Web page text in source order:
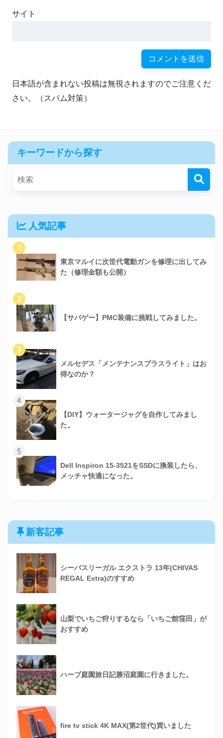
サイト
日本語が含まれない投稿は無視されますのでご注意くだ
さい。（スパム対策）
キーワードから探す
人気記事
1
東京マルイに次世代電動ガンを修理に出してみ
た（修理金額も公開）
2
【サバゲー】PMC装備に挑戦してみました。
3
メルセデス「メンテナンスプラスライト」はお
得なのか？
4
【DIY】ウォータージャグを自作してみまし
た。
5
Dell Inspiron 15-3521をSSDに換装したら、
メッチャ快適になった。
新客記事
シーバスリーガル エクストラ 13年(CHIVAS
REGAL Extra)のすすめ
山梨でいちご狩りするなら「いちご館窪田」が
おすすめ
ハーブ庭園旅日記勝沼庭園に行きました。
fire tv stick 4K MAX(第2世代)買いました